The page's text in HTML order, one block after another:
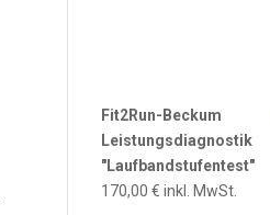
Fit2Run-Beckum
Leistungsdiagnostik
"Laufbandstufentest"
170,00€ inkl. MwSt.